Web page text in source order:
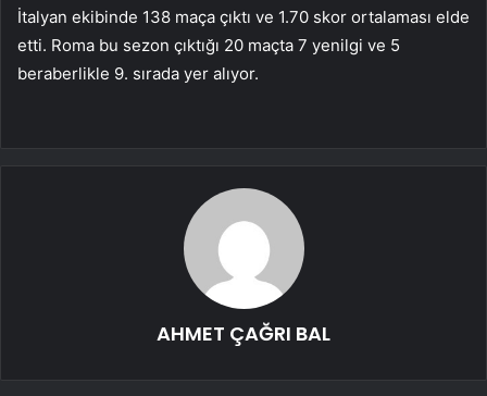
İtalyan ekibinde 138 maça çıktı ve 1.70 skor ortalaması elde
etti. Roma bu sezon çıktığı 20 maçta 7 yenilgi ve 5
beraberlikle 9. sırada yer alıyor.
AHMET ÇAĞRI BAL